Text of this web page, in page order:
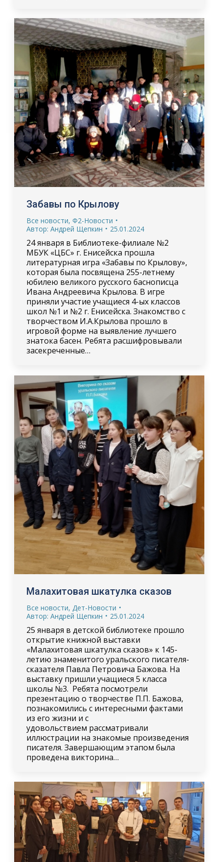
Забавы по Крылову
Все новости, Ф2-Новости
Автор: Андрей Щепкин 25.01.2024
24 января в Библиотеке-филиале №2
МБУК «ЦБС» г. Енисейска прошла
литературная игра «Забавы по Крылову»,
которая была посвящена 255-летнему
юбилею великого русского баснописца
Ивана Андреевича Крылова. В игре
приняли участие учащиеся 4-ых классов
школ №1 и №2 г. Енисейска. Знакомство с
творчеством И.А.Крылова прошло в
игровой форме на выявление лучшего
знатока басен. Ребята расшифровывали
засекреченные…
Малахитовая шкатулка сказов
Все новости, Дет-Новости
Автор: Андрей Щепкин 25.01.2024
25 января в детской библиотеке прошло
открытие книжной выставки
«Малахитовая шкатулка сказов» к 145-
летию знаменитого уральского писателя-
сказателя Павла Петровича Бажова. На
выставку пришли учащиеся 5 класса
школы №3. Ребята посмотрели
презентацию о творчестве П.П. Бажова,
познакомились с интересными фактами
из его жизни и с
удовольствием рассматривали
иллюстрации на знакомые произведения
писателя. Завершающим этапом была
проведена викторина…